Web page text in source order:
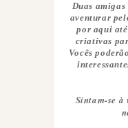
Duas
aventurar
por aqui
criativas
Vocês
Sintam-se à